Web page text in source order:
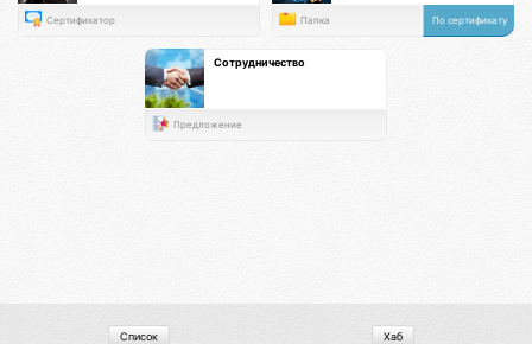
Сертификатор Папка По сертификату
Сотрудничество
Предложение
Список Хаб